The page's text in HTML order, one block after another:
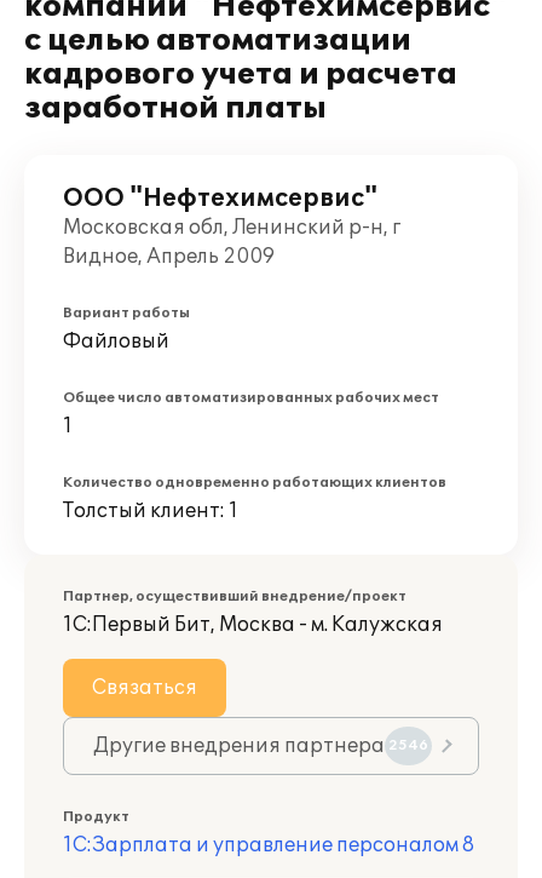
с целью автоматизации
кадрового учета и расчета
заработной платы
ООО "Нефтехимсервис"
Московская обл, Ленинский р-н, г
Видное, Апрель 2009
Вариант работы
Файловый
Общее число автоматизированных рабочих мест
1
Количество одновременно работающих клиентов
Толстый клиент: 1
Партнер, осуществивший внедрение/проект
1С:Первый Бит, Москва - м. Калужская
Связаться
Другие внедрения партнера 2546
Продукт
1С:Зарплата и управление персоналом 8